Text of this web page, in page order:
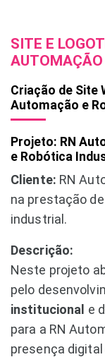
SITE E
Criação de Site
Automação e
Projeto: RN
e Robótica
Cliente: RN
na prestação
industrial.
Descrição:
Neste projeto
pelo
institucional e
para a RN
presença